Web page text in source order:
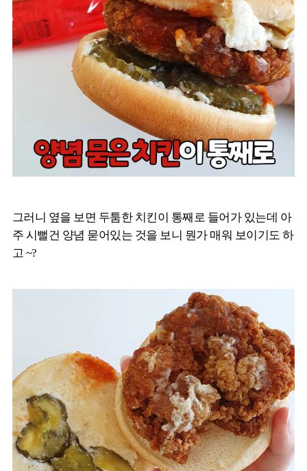
그러니 옆을 보면 두툼한 치킨이 통째로 들어가 있는데 아
주 시뻘건 양념 묻어있는 것을 보니 뭔가 매워 보이기도 하
고 ~?